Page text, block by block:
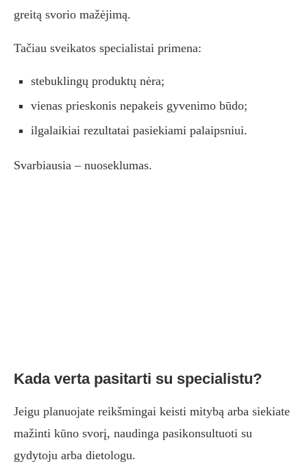
greitą svorio mažėjimą.
Tačiau sveikatos specialistai primena:
stebuklingų produktų nėra;
vienas prieskonis nepakeis gyvenimo būdo;
ilgalaikiai rezultatai pasiekiami palaipsniui.
Svarbiausia – nuoseklumas.
Kada verta pasitarti su specialistu?
Jeigu planuojate reikšmingai keisti mitybą arba siekiate
mažinti kūno svorį, naudinga pasikonsultuoti su
gydytoju arba dietologu.